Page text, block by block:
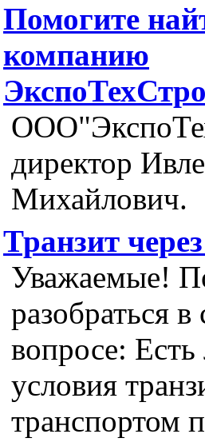
Помогите
компанию
директор
Михайлович.
Транзит
Уважаемые!
разобраться
вопросе:
условия
транспортом